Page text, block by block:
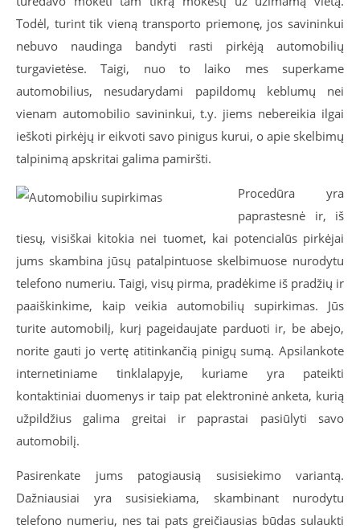
Todėl, turint tik vieną transporto priemonę, jos savininkui
nebuvo naudinga bandyti rasti pirkėją automobilių
turgavietėse. Taigi, nuo to laiko mes superkame
automobilius, nesudarydami papildomų keblumų nei
vienam automobilio savininkui, t.y. jiems nebereikia ilgai
ieškoti pirkėjų ir eikvoti savo pinigus kurui, o apie skelbimų
talpinimą apskritai galima pamiršti.
Procedūra yra
paprastesnė ir, iš
tiesų, visiškai kitokia nei tuomet, kai potencialūs pirkėjai
jums skambina jūsų patalpintuose skelbimuose nurodytu
telefono numeriu. Taigi, visų pirma, pradėkime iš pradžių ir
paaiškinkime, kaip veikia automobilių supirkimas. Jūs
turite automobilį, kurį pageidaujate parduoti ir, be abejo,
norite gauti jo vertę atitinkančią pinigų sumą. Apsilankote
internetiniame tinklalapyje, kuriame yra pateikti
kontaktiniai duomenys ir taip pat elektroninė anketa, kurią
užpildžius galima greitai ir paprastai pasiūlyti savo
automobilį.
Pasirenkate jums patogiausią susisiekimo variantą.
Dažniausiai yra susisiekiama, skambinant nurodytu
telefono numeriu, nes tai pats greičiausias būdas sulaukti